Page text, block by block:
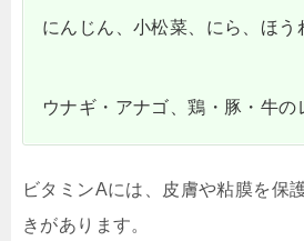
にんじん、小松菜、にら、ほう
ウナギ・アナゴ、鶏・豚・牛の
ビタミンAには、皮膚や粘膜を保
きがあります。